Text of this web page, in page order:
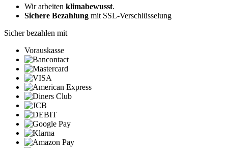
Wir arbeiten klimabewusst.
Sichere Bezahlung mit SSL-Verschlüsselung
Sicher bezahlen mit
Vorauskasse